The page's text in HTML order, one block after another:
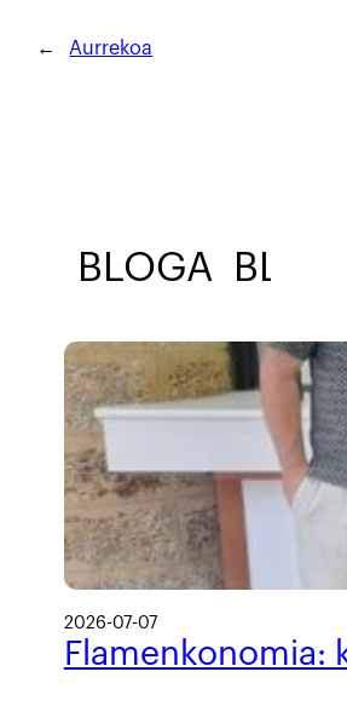
← Aurrekoa
BLOGA BLOGA
2026-07-07
Flamenkonomia: